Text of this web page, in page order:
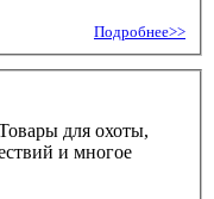
Подробнее>>
для охоты,
и многое